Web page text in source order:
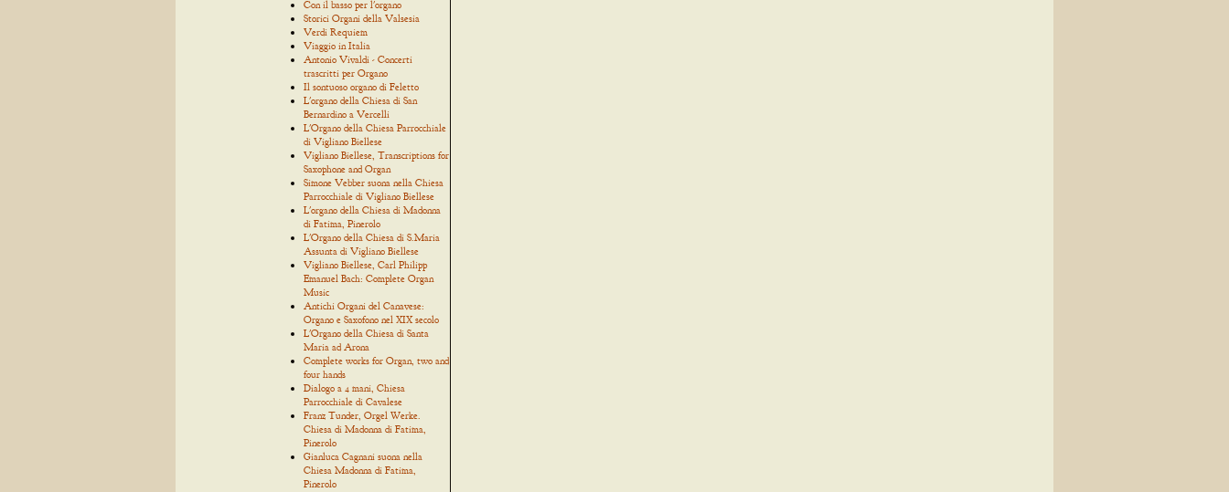
Con il basso per l'organo
Storici Organi della Valsesia
Verdi Requiem
Viaggio in Italia
Antonio Vivaldi - Concerti
trascritti per Organo
Il sontuoso organo di Feletto
L'organo della Chiesa di San
Bernardino a Vercelli
L'Organo della Chiesa Parrocchiale
di Vigliano Biellese
Vigliano Biellese, Transcriptions for
Saxophone and Organ
Simone Vebber suona nella Chiesa
Parrocchiale di Vigliano Biellese
L'organo della Chiesa di Madonna
di Fatima, Pinerolo
L'Organo della Chiesa di S.Maria
Assunta di Vigliano Biellese
Vigliano Biellese, Carl Philipp
Emanuel Bach: Complete Organ
Music
Antichi Organi del Canavese:
Organo e Saxofono nel XIX secolo
L'Organo della Chiesa di Santa
Maria ad Arona
Complete works for Organ, two and
four hands
Dialogo a 4 mani, Chiesa
Parrocchiale di Cavalese
Franz Tunder, Orgel Werke.
Chiesa di Madonna di Fatima,
Pinerolo
Gianluca Cagnani suona nella
Chiesa Madonna di Fatima,
Pinerolo